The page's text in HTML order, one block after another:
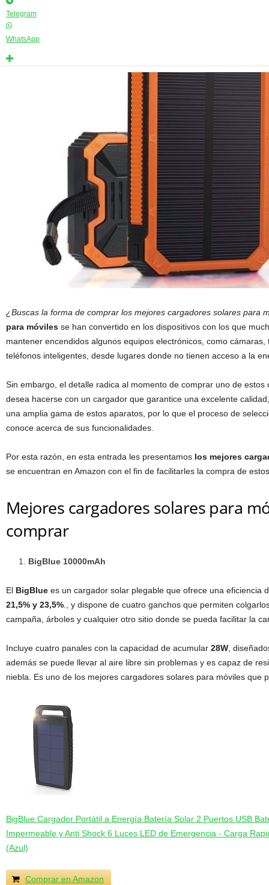
Telegram
WhatsApp
¿Buscas la forma de comprar los mejores cargadores solares para
para móviles se han convertido en los dispositivos con los que
mantener encendidos algunos equipos electrónicos, como cámaras,
teléfonos inteligentes, desde lugares donde no tienen acceso a la
Sin embargo, el detalle radica al momento de comprar uno de estos
desea hacerse con un cargador que garantice una excelente
una amplia gama de estos aparatos, por lo que el proceso de
conoce acerca de sus funcionalidades.
Por esta razón, en esta entrada les presentamos los mejores
se encuentran en Amazon con el fin de facilitarles la compra de
Mejores cargadores solares para
comprar
BigBlue 10000mAh
El BigBlue es un cargador solar plegable que ofrece una eficiencia
21,5% y 23,5% ., y dispone de cuatro ganchos que permiten
campaña, árboles y cualquier otro sitio donde se pueda facilitar la
Incluye cuatro panales con la capacidad de acumular 28W ,
además se puede llevar al aire libre sin problemas y es capaz de
niebla. Es uno de los mejores cargadores solares para móviles que
BigBlue Cargador Portátil a Energía Batería Solar 2 Puertos USB
Impermeable y Anti Shock 6 Luces LED de Emergencia - Carga
(Azul)
Comprar en Amazon